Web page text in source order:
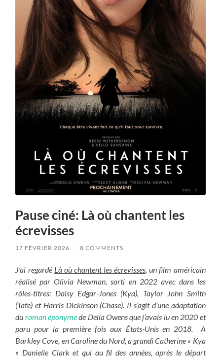
Pause ciné: Là où chantent les
écrevisses
17 FÉVRIER 2026 / 8 COMMENTS
J’ai regardé Là où chantent les écrevisses, un film américain
réalisé par Olivia Newman, sorti en 2022 avec dans les
rôles-titres: Daisy Edgar-Jones (Kya), Taylor John Smith
(Tate) et Harris Dickinson (Chase). Il s’agit d’une adaptation
du roman éponymede Delia Owens que j’avais lu en 2020 et
paru pour la première fois aux États-Unis en 2018. A
Barkley Cove, en Caroline du Nord, a grandi Catherine « Kya
» Danielle Clark et qui au fil des années, après le départ